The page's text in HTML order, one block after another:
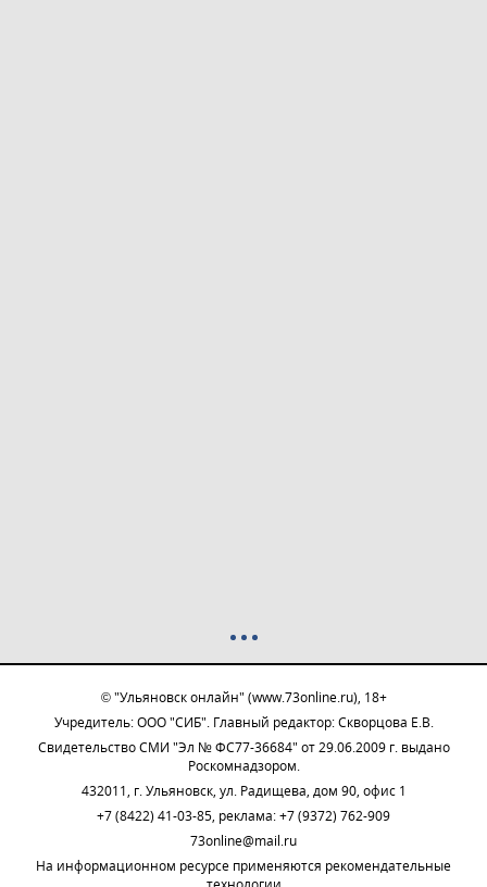
© "Ульяновск онлайн" (www.73online.ru), 18+
Учредитель: ООО "СИБ". Главный редактор: Скворцова Е.В.
Свидетельство СМИ "Эл № ФС77-36684" от 29.06.2009 г. выдано
Роскомнадзором.
432011, г. Ульяновск, ул. Радищева, дом 90, офис 1
+7 (8422) 41-03-85, реклама: +7 (9372) 762-909
73online@mail.ru
На информационном ресурсе применяются рекомендательные